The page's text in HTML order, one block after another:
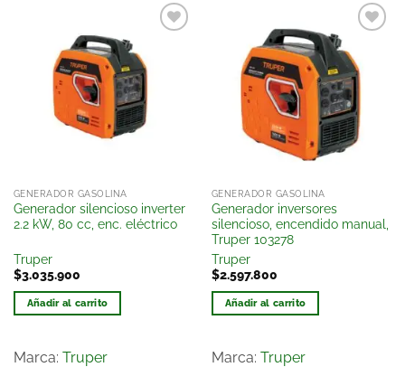
a la
lista
deseos
GENERADOR GASOLINA
Generador silencioso inverter
2.2 kW, 80 cc, enc. eléctrico
Truper
$3.035.900
Añadir al carrito
Marca: Truper
Añadir
a la
lista
de
deseos
GENERADOR GASOLINA
Generador inversores
silencioso, encendido manual,
Truper 103278
Truper
$2.597.800
Añadir al carrito
Marca: Truper